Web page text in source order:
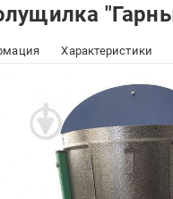
Характеристики